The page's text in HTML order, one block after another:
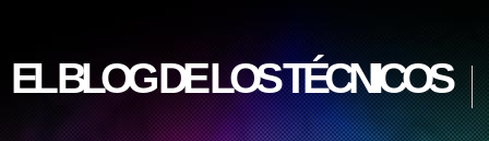
EL BLOG DE LOS TÉCNICOS